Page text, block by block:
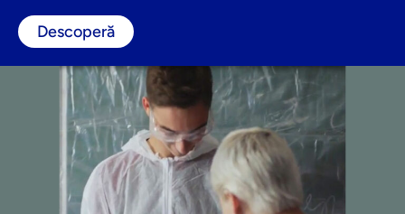
Descoperă